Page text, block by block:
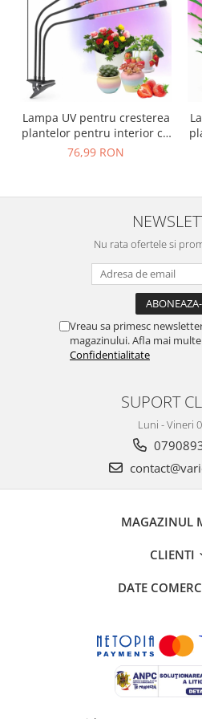
Lampa UV pentru cresterea
plantelor pentru interior cu
3 brate reglabile
intensitate, cu
prindere: cleste, alimentare
priza si USB
76,99 RON
Nu rata ofertele si
Vreau sa primesc
magazinului. Afla mai
Confidentialitate
SUPORT
Luni - Vineri
MAGAZINUL
CLIENTI
DATE